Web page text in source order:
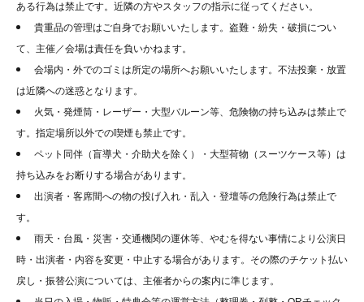
ある行為は禁止です。近隣の方やスタッフの指示に従ってください。
貴重品の管理はご自身でお願いいたします。盗難・紛失・破損につい
て、主催／会場は責任を負いかねます。
会場内・外でのゴミは所定の場所へお願いいたします。不法投棄・放置
は近隣への迷惑となります。
火気・発煙筒・レーザー・大型バルーン等、危険物の持ち込みは禁止で
す。指定場所以外での喫煙も禁止です。
ペット同伴（盲導犬・介助犬を除く）・大型荷物（スーツケース等）は
持ち込みをお断りする場合があります。
出演者・客席間への物の投げ入れ・乱入・登壇等の危険行為は禁止で
す。
雨天・台風・災害・交通機関の運休等、やむを得ない事情により公演日
時・出演者・内容を変更・中止する場合があります。その際のチケット払い
戻し・振替公演については、主催者からの案内に準じます。